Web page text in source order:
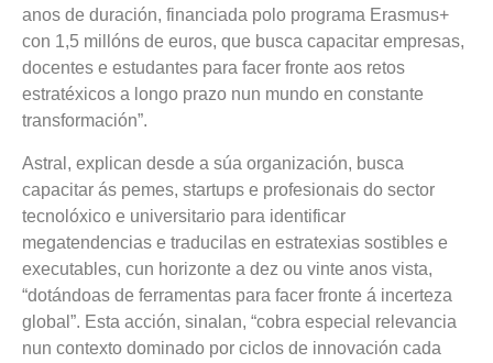
anos de duración, financiada polo programa Erasmus+
con 1,5 millóns de euros, que busca capacitar empresas,
docentes e estudantes para facer fronte aos retos
estratéxicos a longo prazo nun mundo en constante
transformación”.
Astral, explican desde a súa organización, busca
capacitar ás pemes, startups e profesionais do sector
tecnolóxico e universitario para identificar
megatendencias e traducilas en estratexias sostibles e
executables, cun horizonte a dez ou vinte anos vista,
“dotándoas de ferramentas para facer fronte á incerteza
global”. Esta acción, sinalan, “cobra especial relevancia
nun contexto dominado por ciclos de innovación cada